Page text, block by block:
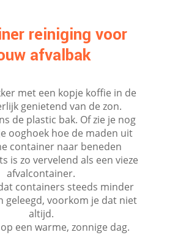
reiniging voor
afvalbak
met een kopje koffie in de
genietend van de zon.
de plastic bak. Of zie je nog
ooghoek hoe de maden uit
container naar beneden
is zo vervelend als een vieze
afvalcontainer.
containers steeds minder
geleegd, voorkom je dat niet
altijd.
een warme, zonnige dag.